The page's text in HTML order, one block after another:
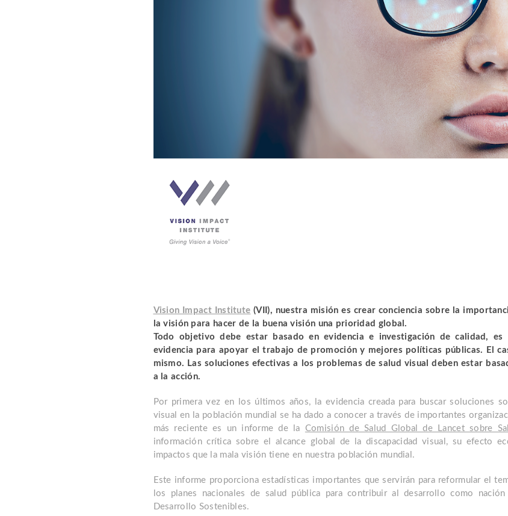
Vision Impact Institute (VII), nuestra misión es crear conciencia sobre la
la visión para hacer de la buena visión una prioridad global.
Todo objetivo debe estar basado en evidencia e investigación de calidad,
evidencia para apoyar el trabajo de promoción y mejores políticas públicas. El
mismo. Las soluciones efectivas a los problemas de salud visual deben estar
a la acción.
Por primera vez en los últimos años, la evidencia creada para buscar soluciones
visual en la población mundial se ha dado a conocer a través de importantes
más reciente es un informe de la Comisión de Salud Global de Lancet sobre
información crítica sobre el alcance global de la discapacidad visual, su efecto
impactos que la mala visión tiene en nuestra población mundial.
Este informe proporciona estadísticas importantes que servirán para reformular el
los planes nacionales de salud pública para contribuir al desarrollo como
Desarrollo Sostenibles.